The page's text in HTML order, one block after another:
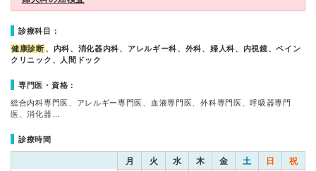
診療科目：
健康診断 、内科、消化器内科、アレルギー科、外科、婦人科、内視鏡、ペイン
クリニック、人間ドック
専門医・資格：
総合内科専門医、アレルギー専門医、血液専門医、外科専門医、呼吸器専門
医、消化器…
診療時間
月 火 水 木 金 土 日 祝